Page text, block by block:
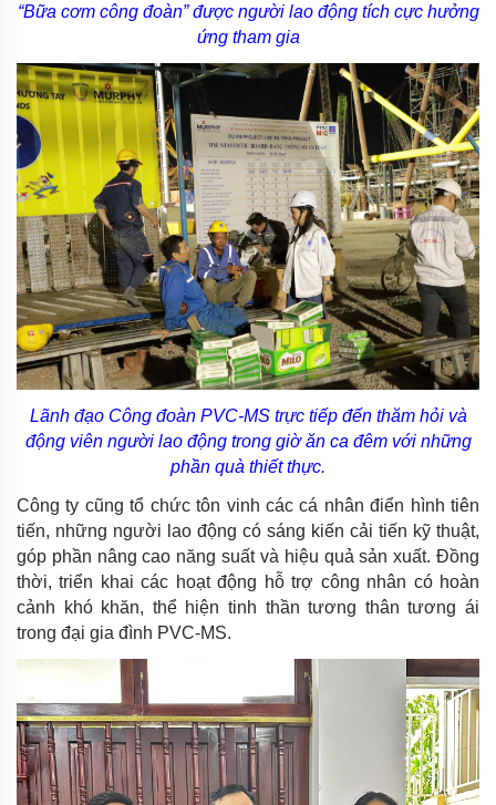
“Bữa cơm công đoàn” được người lao động tích cực hưởng
ứng tham gia
Lãnh đạo Công đoàn PVC-MS trực tiếp đến thăm hỏi và
động viên người lao động trong giờ ăn ca đêm với những
phần quà thiết thực.
Công ty cũng tổ chức tôn vinh các cá nhân điển hình tiên
tiến, những người lao động có sáng kiến cải tiến kỹ thuật,
góp phần nâng cao năng suất và hiệu quả sản xuất. Đồng
thời, triển khai các hoạt động hỗ trợ công nhân có hoàn
cảnh khó khăn, thể hiện tinh thần tương thân tương ái
trong đại gia đình PVC-MS.